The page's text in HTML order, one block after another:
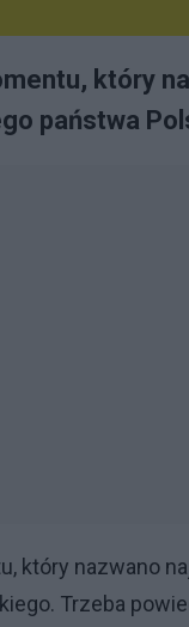
który
państwa
który nazwano
Trzeba